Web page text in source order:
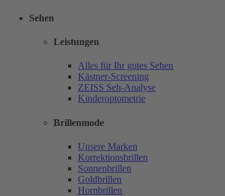
Sehen
Leistungen
Alles für Ihr gutes Sehen
Kästner-Screening
ZEISS Seh-Analyse
Kinderoptometrie
Brillenmode
Unsere Marken
Korrektionsbrillen
Sonnenbrillen
Goldbrillen
Hornbrillen